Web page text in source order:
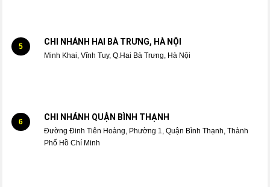
5 CHI NHÁNH HAI BÀ TRƯNG, HÀ NỘI
Minh Khai, Vĩnh Tuy, Q.Hai Bà Trưng, Hà Nội
6 CHI NHÁNH QUẬN BÌNH THẠNH
Đường Đinh Tiên Hoàng, Phường 1, Quận Bình Thạnh, Thành
Phố Hồ Chí Minh